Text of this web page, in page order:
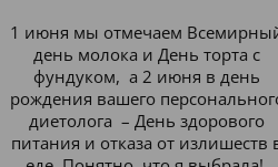
1 июня мы отмечаем
день молока и День торта с
фундуком, а 2 июня в день
рождения вашего
диетолога – День здорового
питания и отказа от излишеств